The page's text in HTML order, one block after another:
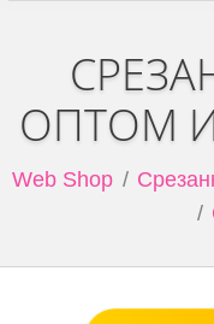
ОПТОМ
Web Shop